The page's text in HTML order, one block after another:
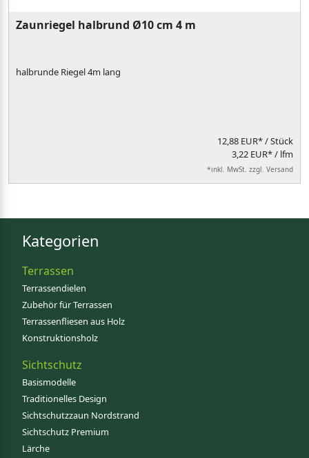
Zaunriegel halbrund Ø10 cm 4 m
halbrunde Riegel 4m lang
12,88 EUR*/ Stück
3,22 EUR* / lfm
*inkl. MwSt. zzgl. Versand
Kategorien
Terrassen
Terrassendielen
Zubehör für Terrassen
Terrassenfliesen aus Holz
Konstruktionsholz
Sichtschutz
Basismodelle
Traditionelles Design
Sichtschutzzaun Nordstrand
Sichtschutz Premium
Lärche